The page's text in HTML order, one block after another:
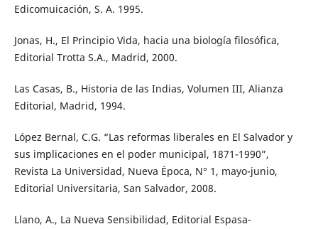
Edicomuicación, S. A. 1995.
Jonas, H., El Principio Vida, hacia una biología filosófica,
Editorial Trotta S.A., Madrid, 2000.
Las Casas, B., Historia de las Indias, Volumen III, Alianza
Editorial, Madrid, 1994.
López Bernal, C.G. “Las reformas liberales en El Salvador y
sus implicaciones en el poder municipal, 1871-1990”,
Revista La Universidad, Nueva Época, N° 1, mayo-junio,
Editorial Universitaria, San Salvador, 2008.
Llano, A., La Nueva Sensibilidad, Editorial Espasa-